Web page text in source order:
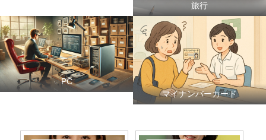
旅行
PC
マイナンバーカード